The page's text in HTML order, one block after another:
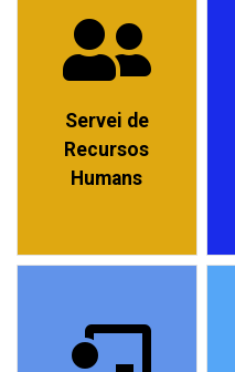
Servei de
Recursos
Humans